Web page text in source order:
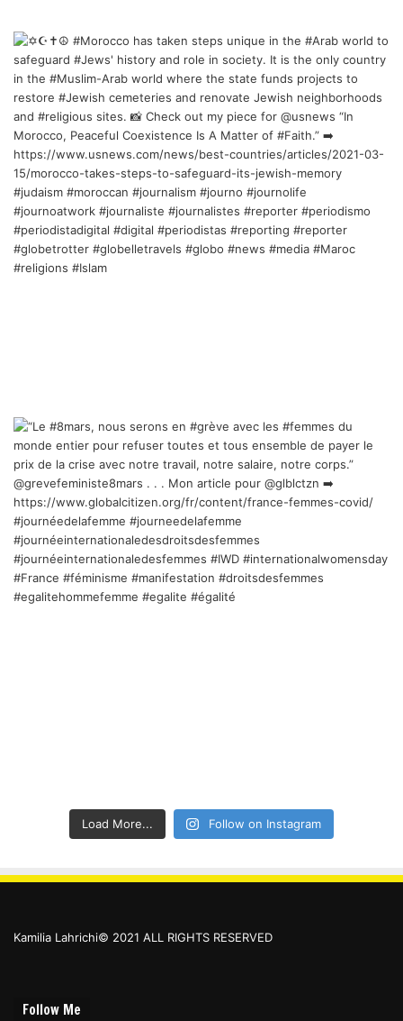
Load More... Follow on Instagram
Kamilia Lahrichi© 2021 ALL RIGHTS RESERVED
Follow Me